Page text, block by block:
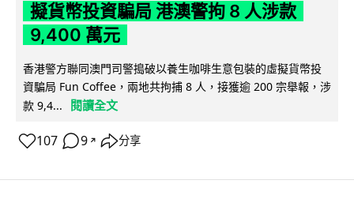
擬貨幣投資騙局 港澳警拘 8 人涉款
9,400 萬元
香港警方聯同澳門司警搗破以養生咖啡生意包裝的虛擬貨幣投
資騙局 Fun Coffee，兩地共拘捕 8 人，接獲逾 200 宗舉報，涉
款 9,4...
閱讀全文
107 9 ↗ 分享